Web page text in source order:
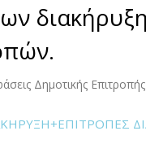
Δημοτικής Επιτροπής